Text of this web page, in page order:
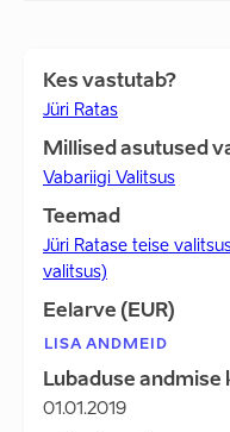
Kes vastutab?
Jüri Ratas
Millised asutused
Vabariigi Valitsus
Teemad
Jüri Ratase teise
valitsus)
Eelarve (EUR)
LISA ANDMEID
Lubaduse andmise
01.01.2019